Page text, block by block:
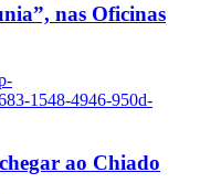
nas Oficinas
1548-4946-950d-
ao Chiado